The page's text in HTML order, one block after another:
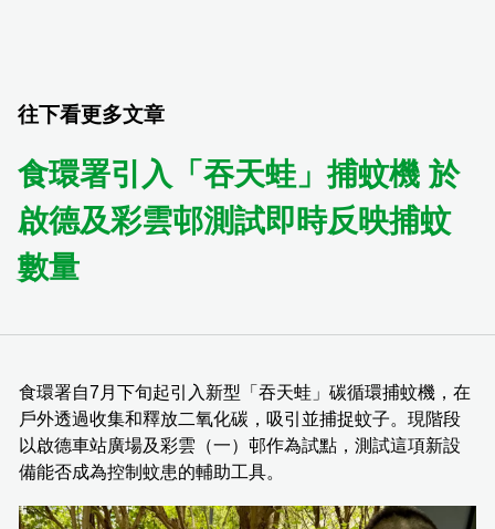
往下看更多文章
食環署引入「吞天蛙」捕蚊機 於
啟德及彩雲邨測試即時反映捕蚊
數量
食環署自7月下旬起引入新型「吞天蛙」碳循環捕蚊機，在
戶外透過收集和釋放二氧化碳，吸引並捕捉蚊子。現階段
以啟德車站廣場及彩雲（一）邨作為試點，測試這項新設
備能否成為控制蚊患的輔助工具。